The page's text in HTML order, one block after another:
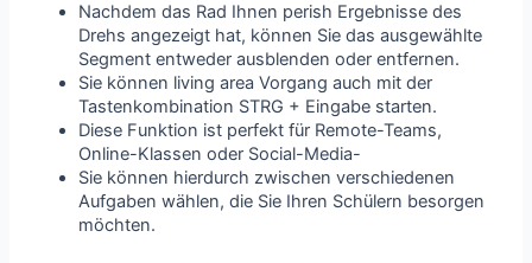
Nachdem das Rad Ihnen perish Ergebnisse des
Drehs angezeigt hat, können Sie das ausgewählte
Segment entweder ausblenden oder entfernen.
Sie können living area Vorgang auch mit der
Tastenkombination STRG + Eingabe starten.
Diese Funktion ist perfekt für Remote-Teams,
Online-Klassen oder Social-Media-
Sie können hierdurch zwischen verschiedenen
Aufgaben wählen, die Sie Ihren Schülern besorgen
möchten.